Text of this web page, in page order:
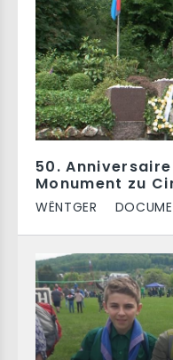
50.
Monument zu
WËNTGER